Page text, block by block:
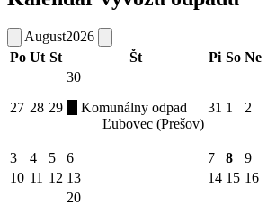
August2026
Po Ut St Št Pi So Ne
27 28 29
30
Komunálny odpad
Ľubovec (Prešov)
31 1 2
3 4 5 6 7 8
9
10 11 12 13 14 15 16
20